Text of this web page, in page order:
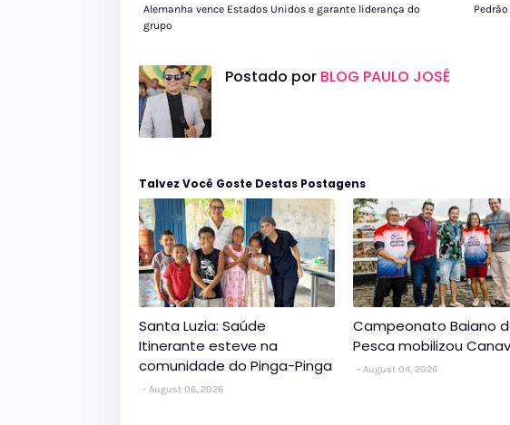
Alemanha vence Estados Unidos e garante liderança do
grupo
Postado por BLOG PAULO JOSÉ
Talvez Você Goste Destas Postagens
Santa Luzia: Saúde
Itinerante esteve na
comunidade do Pinga-Pinga
August 06, 2026
Campeonato Baiano
Pesca mobilizou
August 04, 2026